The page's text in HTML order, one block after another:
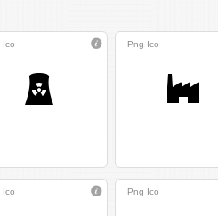
Ico Png Ico
Ico Png Ico